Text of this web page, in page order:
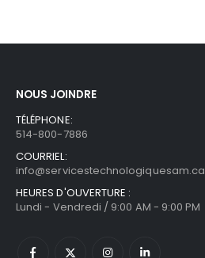
NOUS JOINDRE
TÉLÉPHONE:
514-800-7886
COURRIEL:
info@servicestechnologiquesam.ca
HEURES D'OUVERTURE :
Lundi - Vendredi / 9:00 AM - 9:00 PM